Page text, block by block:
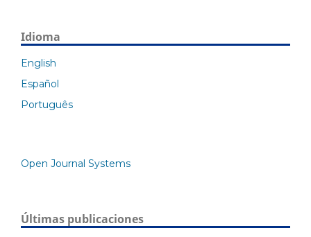
Idioma
English
Español
Português
Open Journal Systems
Últimas publicaciones